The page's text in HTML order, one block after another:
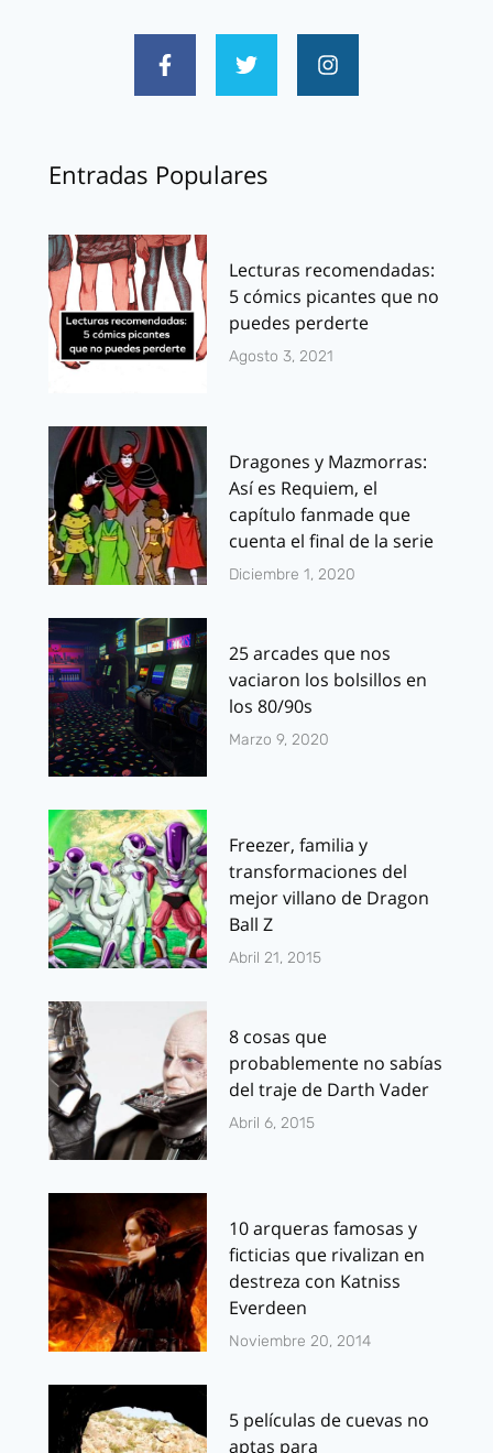
Entradas Populares
Lecturas recomendadas:
5 cómics picantes que no
puedes perderte
Agosto 3, 2021
Dragones y Mazmorras:
Así es Requiem, el
capítulo fanmade que
cuenta el final de la serie
Diciembre 1, 2020
25 arcades que nos
vaciaron los bolsillos en
los 80/90s
Marzo 9, 2020
Freezer, familia y
transformaciones del
mejor villano de Dragon
Ball Z
Abril 21, 2015
8 cosas que
probablemente no sabías
del traje de Darth Vader
Abril 6, 2015
10 arqueras famosas y
ficticias que rivalizan en
destreza con Katniss
Everdeen
Noviembre 20, 2014
5 películas de cuevas no
aptas para